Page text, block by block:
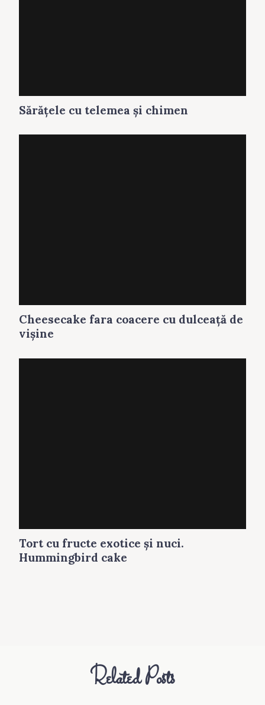
Sărăţele cu telemea și chimen
Cheesecake fara coacere cu dulceaţă de
vişine
Tort cu fructe exotice şi nuci.
Hummingbird cake
Related Posts